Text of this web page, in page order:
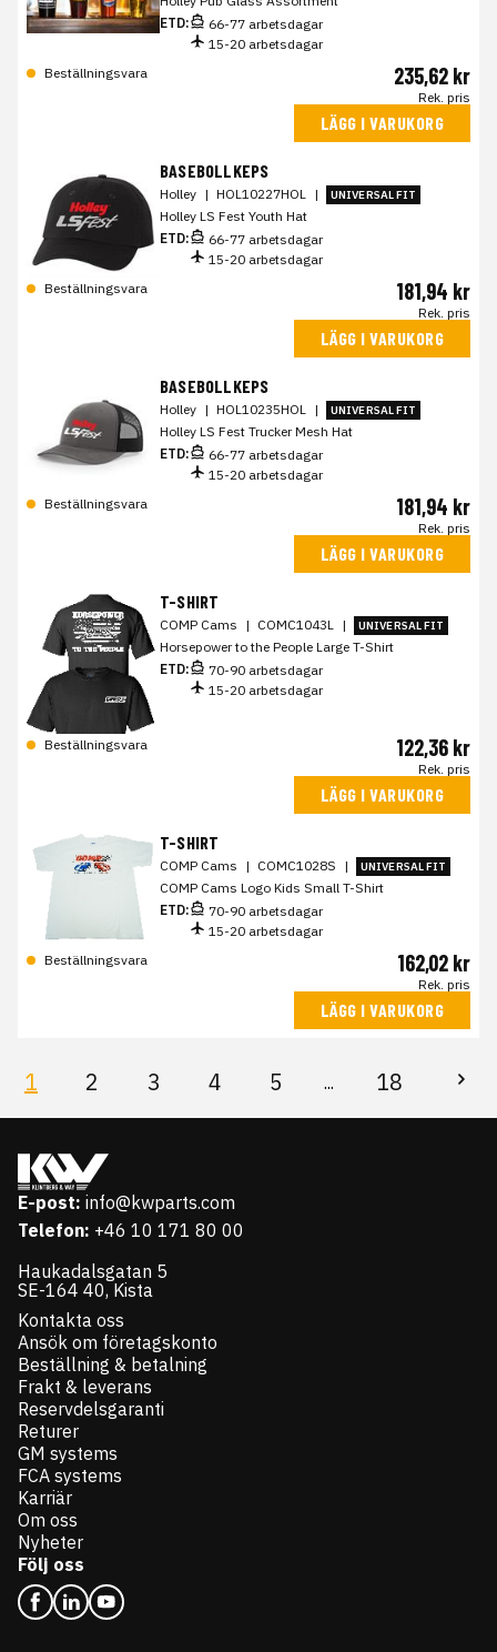
ETD:
66-77 arbetsdagar
15-20 arbetsdagar
Beställningsvara
235,62 kr
Rek. pris
LÄGG I VARUKORG
BASEBOLLKEPS
Holley | HOL10227HOL | UNIVERSAL FIT
Holley LS Fest Youth Hat
ETD:
66-77 arbetsdagar
15-20 arbetsdagar
Beställningsvara
181,94 kr
Rek. pris
LÄGG I VARUKORG
BASEBOLLKEPS
Holley | HOL10235HOL | UNIVERSAL FIT
Holley LS Fest Trucker Mesh Hat
ETD:
66-77 arbetsdagar
15-20 arbetsdagar
Beställningsvara
181,94 kr
Rek. pris
LÄGG I VARUKORG
T-SHIRT
COMP Cams | COMC1043L | UNIVERSAL FIT
Horsepower to the People Large T-Shirt
ETD:
70-90 arbetsdagar
15-20 arbetsdagar
Beställningsvara 122,36 kr
Rek. pris
LÄGG I VARUKORG
T-SHIRT
COMP Cams | COMC1028S | UNIVERSAL FIT
COMP Cams Logo Kids Small T-Shirt
ETD:
70-90 arbetsdagar
15-20 arbetsdagar
Beställningsvara
162,02 kr
Rek. pris
LÄGG I VARUKORG
1 2 3 4 5 ... 18
E-post: info@kwparts.com
Telefon: +46 10 171 80 00
Haukadalsgatan 5
SE-164 40, Kista
Kontakta oss
Ansök om företagskonto
Beställning & betalning
Frakt & leverans
Reservdelsgaranti
Returer
GM systems
FCA systems
Karriär
Om oss
Nyheter
Följ oss